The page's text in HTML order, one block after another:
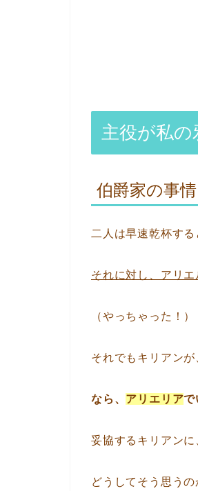
主役が私
伯爵家の事
二人は早速乾杯す
それに対し、アリ
（やっちゃった！）
それでもキリアン
なら、 アリエリアで
妥協するキリアン
どうしてそう思う